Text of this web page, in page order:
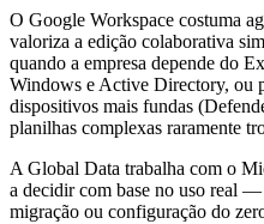
O Google Workspace costuma
valoriza a edição colaborativa
quando a empresa depende do
Windows e Active Directory, ou
dispositivos mais fundas
planilhas complexas raramente
A Global Data trabalha com o
a decidir com base no uso real —
migração ou configuração do